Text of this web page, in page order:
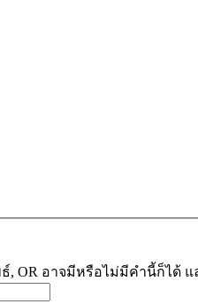
OR อาจมีหรือไม่มีคำนี้ก็ได้